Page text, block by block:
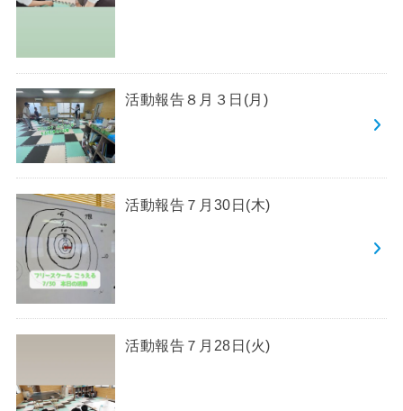
活動報告８月３日(月)
活動報告７月30日(木)
活動報告７月28日(火)